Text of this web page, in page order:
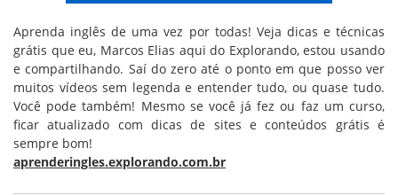
Aprenda inglês de uma vez por todas! Veja dicas e técnicas
grátis que eu, Marcos Elias aqui do Explorando, estou usando
e compartilhando. Saí do zero até o ponto em que posso ver
muitos vídeos sem legenda e entender tudo, ou quase tudo.
Você pode também! Mesmo se você já fez ou faz um curso,
ficar atualizado com dicas de sites e conteúdos grátis é
sempre bom!
aprenderingles.explorando.com.br